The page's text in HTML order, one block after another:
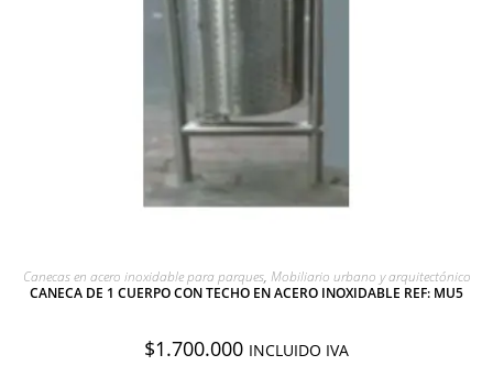
AGREGAR A COTIZACIÓN
Canecas en acero inoxidable para parques, Mobiliario urbano y arquitectónico
CANECA DE 1 CUERPO CON TECHO EN ACERO INOXIDABLE REF: MU5
$1.700.000 INCLUIDO IVA